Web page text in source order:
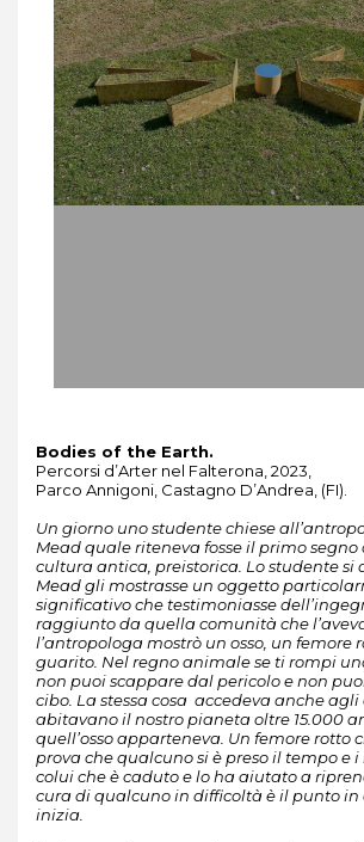
Bodies of the Earth.
Percorsi d’Arter nel Falterona, 2023,
Parco Annigoni, Castagno D’Andrea, (FI).
Un giorno uno studente chiese
Mead quale riteneva fosse il primo
cultura antica, preistorica. Lo studente si
Mead gli mostrasse un oggetto
significativo che testimoniasse
raggiunto da quella comunità che
l’antropologa mostrò un osso, un femore
guarito. Nel regno animale se ti rompi
non puoi scappare dal pericolo e non
cibo. La stessa cosa accedeva anche
abitavano il nostro pianeta oltre 15.000
quell’osso apparteneva. Un femore rotto
prova che qualcuno si è preso il tempo e i
colui che è caduto e lo ha aiutato a
cura di qualcuno in difficoltà è il punto in
inizia.